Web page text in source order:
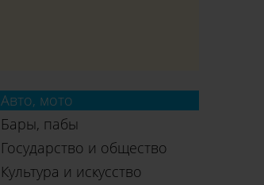
Авто, мото
Бары, пабы
Государство и общество
Культура и искусство